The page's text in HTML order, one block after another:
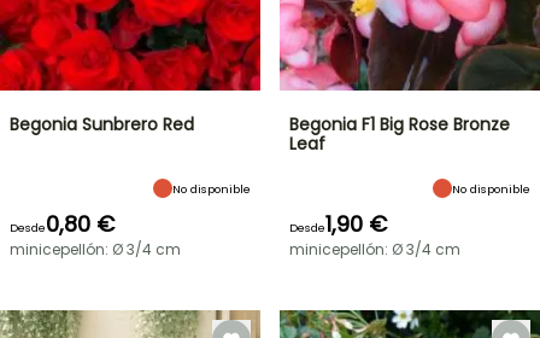
Begonia Sunbrero Red
No disponible
Desde0,80 €
minicepellón: Ø 3/4 cm
Begonia F1 Big Rose Bronze
Leaf
No disponible
Desde1,90 €
minicepellón: Ø 3/4 cm